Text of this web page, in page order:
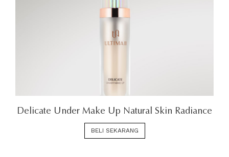
Delicate Under Make Up Natural Skin Radiance
BELI SEKARANG